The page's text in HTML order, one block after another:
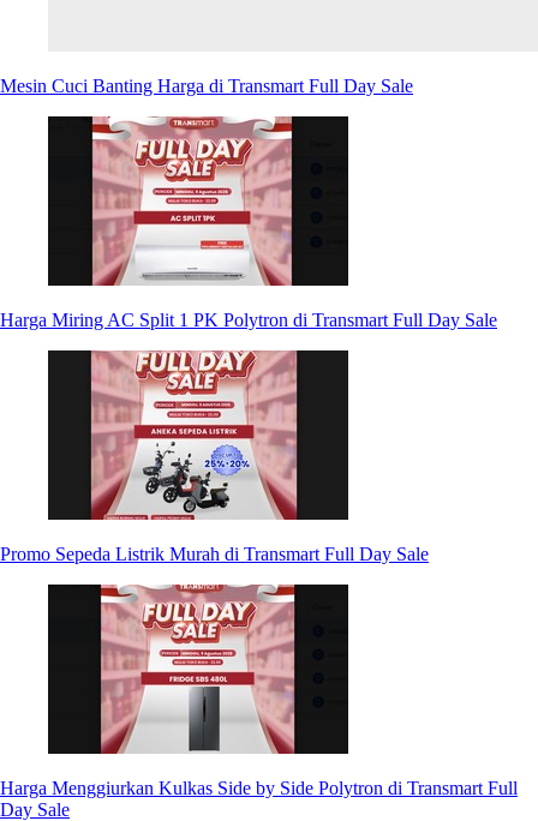
Mesin Cuci Banting Harga di Transmart Full Day Sale
Harga Miring AC Split 1 PK Polytron di Transmart Full Day Sale
Promo Sepeda Listrik Murah di Transmart Full Day Sale
Harga Menggiurkan Kulkas Side by Side Polytron di Transmart Full
Day Sale